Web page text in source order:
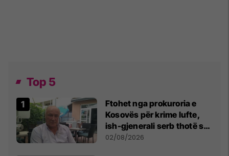
Top 5
Ftohet nga prokuroria e
Kosovës për krime lufte,
ish-gjenerali serb thotë se
dikush e tradhtoi në
02/08/2026